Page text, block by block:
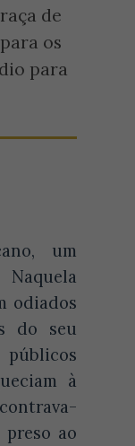
de
os
para
um
odiados
do seu
à
ao